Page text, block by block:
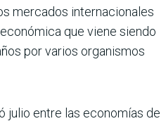
mercados internacionales
que viene siendo
por varios organismos
julio entre las economías de